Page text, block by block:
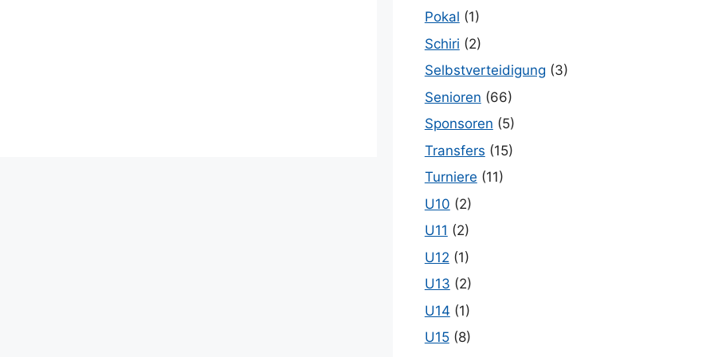
Pokal (1)
Schiri (2)
Selbstverteidigung (3)
Senioren (66)
Sponsoren (5)
Transfers (15)
Turniere (11)
U10 (2)
U11 (2)
U12 (1)
U13 (2)
U14 (1)
U15(8)